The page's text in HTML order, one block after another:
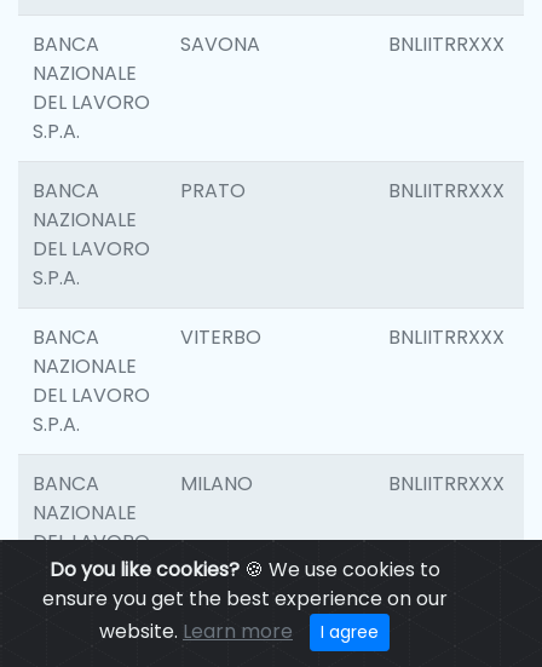
Do you like cookies?🍪 We use cookies to
ensure you get the best experience on our
website. Learn more I agree
BANCA
NAZIONALE
DEL LAVORO
S.P.A.
SAVONA BNLIITRRXXX
BANCA
NAZIONALE
DEL LAVORO
S.P.A.
PRATO BNLIITRRXXX
BANCA
NAZIONALE
DEL LAVORO
S.P.A.
VITERBO BNLIITRRXXX
BANCA
NAZIONALE
DEL LAVORO
S.P.A.
MILANO BNLIITRRXXX
CASALECCHIO DI